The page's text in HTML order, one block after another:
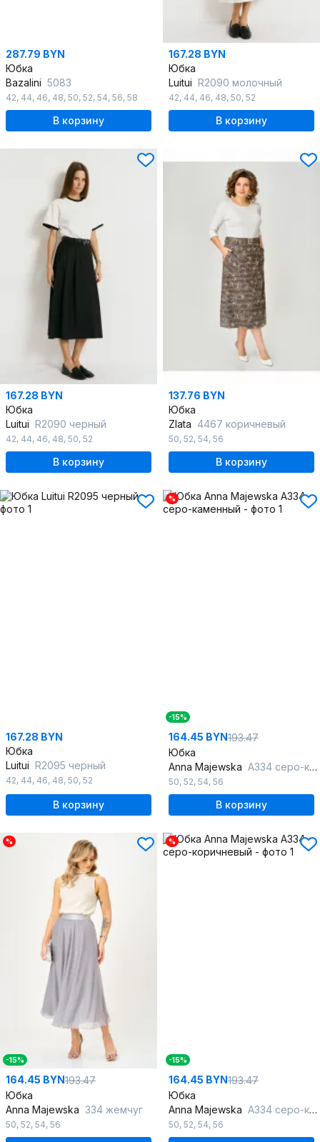
287.79 BYN
Юбка
Bazalini 5083
42, 44, 46, 48, 50, 52, 54, 56, 58
В корзину
167.28 BYN
Юбка
Luitui R2090 молочный
42, 44, 46, 48, 50, 52
В корзину
167.28 BYN
Юбка
Luitui R2090 черный
42, 44, 46, 48, 50, 52
В корзину
137.76 BYN
Юбка
Zlata 4467 коричневый
50, 52, 54, 56
В корзину
167.28 BYN
Юбка
Luitui R2095 черный
42, 44, 46, 48, 50, 52
В корзину
%
-15%
164.45 BYN193.47
Юбка
Anna Majewska А334 серо-каменный
50, 52, 54, 56
В корзину
%
-15%
164.45 BYN193.47
Юбка
Anna Majewska 334 жемчуг
50, 52, 54, 56
%
-15%
164.45 BYN193.47
Юбка
Anna Majewska А334 серо-коричневый
50, 52, 54, 56